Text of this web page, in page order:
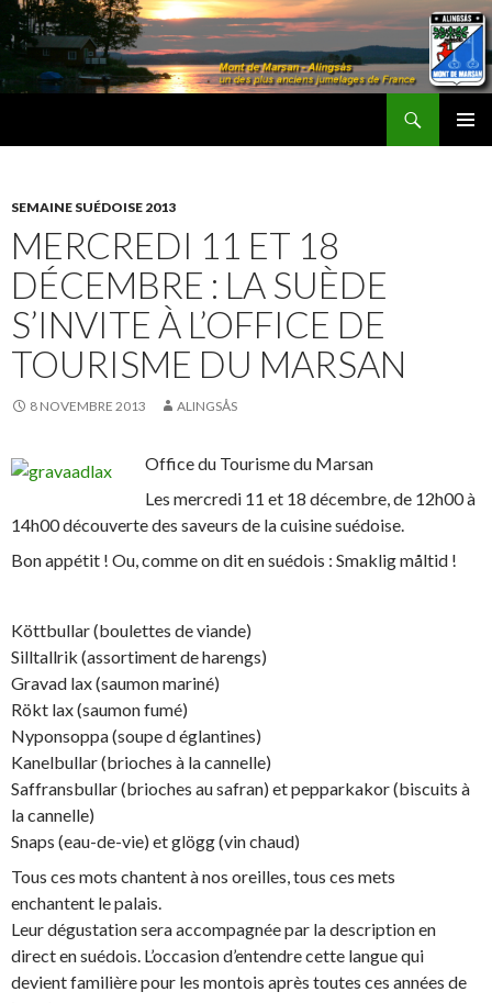
SEMAINE SUÉDOISE 2013
MERCREDI 11 ET 18
DÉCEMBRE : LA SUÈDE
S’INVITE À L’OFFICE DE
TOURISME DU MARSAN
8 NOVEMBRE 2013 ALINGSÅS
Office du Tourisme du Marsan
Les mercredi 11 et 18 décembre, de 12h00 à
14h00 découverte des saveurs de la cuisine suédoise.
Bon appétit ! Ou, comme on dit en suédois : Smaklig måltid !
Köttbullar (boulettes de viande)
Silltallrik (assortiment de harengs)
Gravad lax (saumon mariné)
Rökt lax (saumon fumé)
Nyponsoppa (soupe d églantines)
Kanelbullar (brioches à la cannelle)
Saffransbullar (brioches au safran) et pepparkakor (biscuits à
la cannelle)
Snaps (eau-de-vie) et glögg (vin chaud)
Tous ces mots chantent à nos oreilles, tous ces mets
enchantent le palais.
Leur dégustation sera accompagnée par la description en
direct en suédois. L’occasion d’entendre cette langue qui
devient familière pour les montois après toutes ces années de